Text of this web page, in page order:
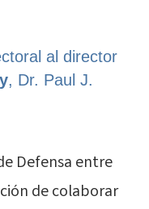
al director
, Dr. Paul J.
Defensa entre
de colaborar